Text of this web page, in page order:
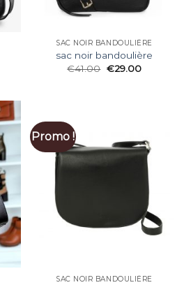
SAC NOIR BANDOULIÈRE
sac noir bandoulière
€41.00 €29.00
Promo !
SAC NOIR BANDOULIÈRE